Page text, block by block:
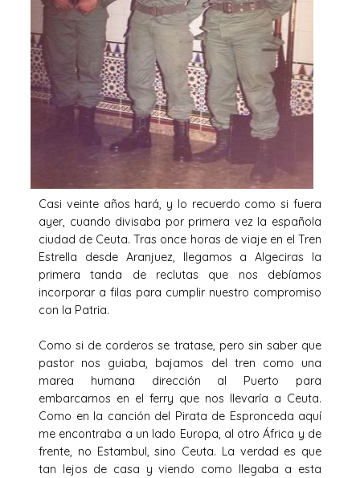
Casi veinte años hará, y lo recuerdo como si fuera
ayer, cuando divisaba por primera vez la española
ciudad de Ceuta. Tras once horas de viaje en el Tren
Estrella desde Aranjuez, llegamos a Algeciras la
primera tanda de reclutas que nos debíamos
incorporar a filas para cumplir nuestro compromiso
con la Patria.
Como si de corderos se tratase, pero sin saber que
pastor nos guiaba, bajamos del tren como una
marea humana dirección al Puerto para
embarcarnos en el ferry que nos llevaría a Ceuta.
Como en la canción del Pirata de Espronceda aquí
me encontraba a un lado Europa, al otro África y de
frente, no Estambul, sino Ceuta. La verdad es que
tan lejos de casa y viendo como llegaba a esta